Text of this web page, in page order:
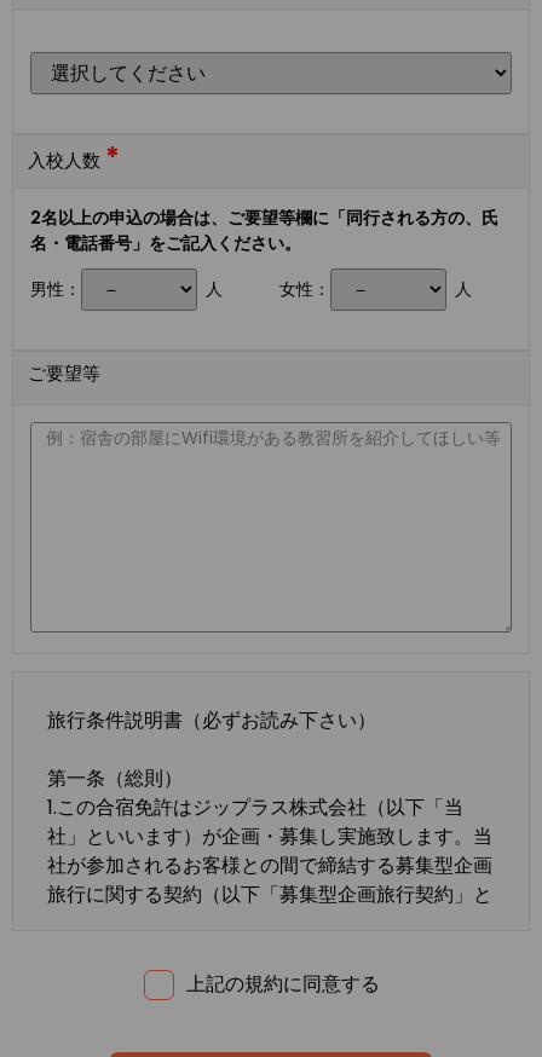
入校人数 *
2名以上の申込の場合は、ご要望等欄に「同行される方の、氏
名・電話番号」をご記入ください。
男性：
人 女性： 人
ご要望等
旅行条件説明書（必ずお読み下さい）
第一条（総則）
1.この合宿免許はジップラス株式会社（以下「当
社」といいます）が企画・募集し実施致します。当
社が参加されるお客様との間で締結する募集型企画
旅行に関する契約（以下「募集型企画旅行契約」と
たは一般に確立された慣習によるものとします。
上記の規約に同意する